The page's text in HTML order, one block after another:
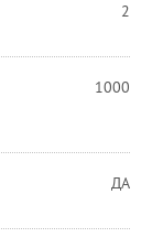
2
1000
ДА